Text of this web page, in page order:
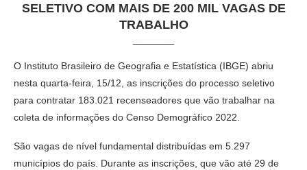
SELETIVO COM MAIS DE 200 MIL VAGAS DE
TRABALHO
O Instituto Brasileiro de Geografia e Estatística (IBGE) abriu
nesta quarta-feira, 15/12, as inscrições do processo seletivo
para contratar 183.021 recenseadores que vão trabalhar na
coleta de informações do Censo Demográfico 2022.
São vagas de nível fundamental distribuídas em 5.297
municípios do país. Durante as inscrições, que vão até 29 de